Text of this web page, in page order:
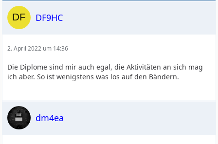
DF9HC
2. April 2022 um 14:36
Die Diplome sind mir auch egal, die Aktivitäten an sich mag
ich aber. So ist wenigstens was los auf den Bändern.
dm4ea